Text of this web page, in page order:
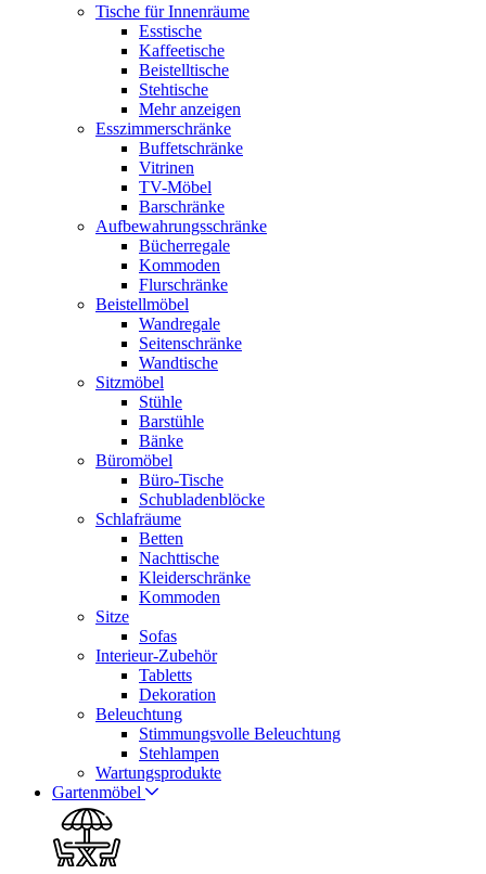
Tische für Innenräume
Esstische
Kaffeetische
Beistelltische
Stehtische
Mehr anzeigen
Esszimmerschränke
Buffetschränke
Vitrinen
TV-Möbel
Barschränke
Aufbewahrungsschränke
Bücherregale
Kommoden
Flurschränke
Beistellmöbel
Wandregale
Seitenschränke
Wandtische
Sitzmöbel
Stühle
Barstühle
Bänke
Büromöbel
Büro-Tische
Schubladenblöcke
Schlafräume
Betten
Nachttische
Kleiderschränke
Kommoden
Sitze
Sofas
Interieur-Zubehör
Tabletts
Dekoration
Beleuchtung
Stimmungsvolle Beleuchtung
Stehlampen
Wartungsprodukte
Gartenmöbel